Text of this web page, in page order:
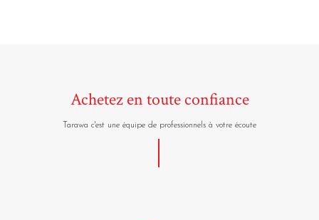
Achetez en toute confiance
Tarawa c'est une équipe de professionnels à votre écoute